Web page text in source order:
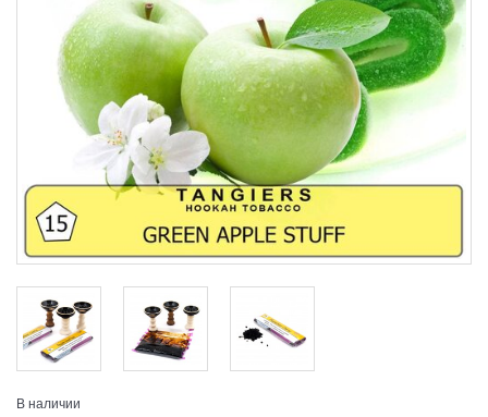
В наличии